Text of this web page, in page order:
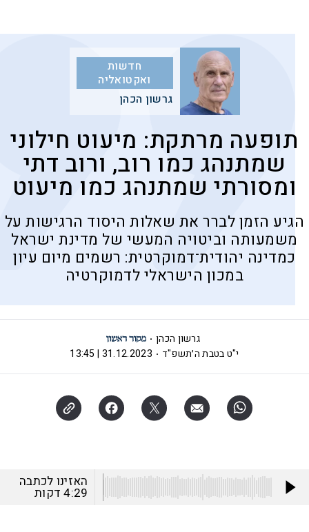
חדשות
ואקטואליה
גרשון הכהן
תופעה מרתקת: מיעוט חילוני
שמתנהג כמו רוב, ורוב דתי
ומסורתי שמתנהג כמו מיעוט
הגיע הזמן לברר את שאלות היסוד הרגישות על
משמעותה וביטויה המעשי של מדינת ישראל
כמדינה יהודית־דמוקרטית: רשמים מיום עיון
במכון הישראלי לדמוקרטיה
גרשון הכהן
י"ט בטבת ה׳תשפ"ד
31.12.2023 | 13:45
האזינו לכתבה
4:29דקות